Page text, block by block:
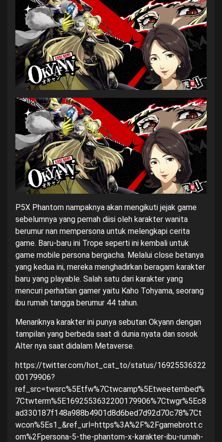
P5X Phantom nampaknya akan mengikuti jejak game
sebelumnya yang pernah diisi oleh karakter wanita
berumur nan mempersona untuk melengkapi cerita
game. Baru-baru ini Trope seperti ini kembali untuk
game mobile persona bergacha. Melalui close betanya
yang kedua ini, mereka menghadirkan beragam karakter
baru yang playable. Salah satu dari karakter yang
mencuri perhatian gamer yaitu Kaho Tohyama, seorang
ibu rumah tangga berumur 44 tahun.
Menariknya karakter ini punya sebutan Okyann dengan
tampilan yang berbeda saat di dunia nyata dan sosok
Alter nya saat didalam Metaverse.
https://twitter.com/hot_cat_to/status/16925536322
00179906?
ref_src=twsrc%5Etfw%7Ctwcamp%5Etweetembed%
7Ctwterm%5E1692553632200179906%7Ctwgr%5Ec8
ad330187f148a988b4901d8d6bed7d92d70c78%7Ct
wcon%5Es1_&ref_url=https%3A%2F%2Fgamebrott.c
om%2Fpersona-5-the-phantom-x-karakter-ibu-rumah-